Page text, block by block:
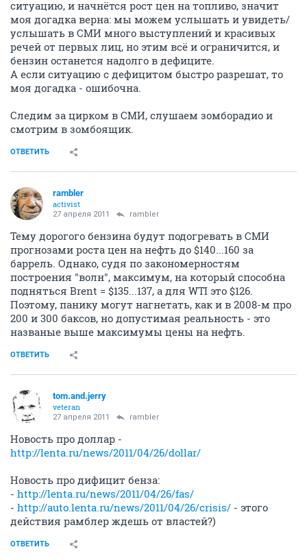
ситуацию, и начнётся рост цен на топливо, значит
моя догадка верна: мы можем услышать и увидеть/
услышать в СМИ много выступлений и красивых
речей от первых лиц, но этим всё и ограничится, и
бензин останется надолго в дефиците.
А если ситуацию с дефицитом быстро разрешат, то
моя догадка - ошибочна.
Следим за цирком в СМИ, слушаем зомборадио и
смотрим в зомбоящик.
ОТВЕТИТЬ
rambler
activist
27 апреля 2011 rambler
Тему дорогого бензина будут подогревать в СМИ
прогнозами роста цен на нефть до $140...160 за
баррель. Однако, судя по закономерностям
построения "волн", максимум, на который способна
подняться Brent = $135...137, а для WTI это $126.
Поэтому, панику могут нагнетать, как и в 2008-м про
200 и 300 баксов, но допустимая реальность - это
названые выше максимумы цены на нефть.
ОТВЕТИТЬ
tom.and.jerry
veteran
27 апреля 2011 rambler
Новость про доллар -
http://lenta.ru/news/2011/04/26/dollar/
Новость про дифицит бенза:
- http://lenta.ru/news/2011/04/26/fas/
- http://auto.lenta.ru/news/2011/04/26/crisis/ - этого
действия рамблер ждешь от властей?)
ОТВЕТИТЬ